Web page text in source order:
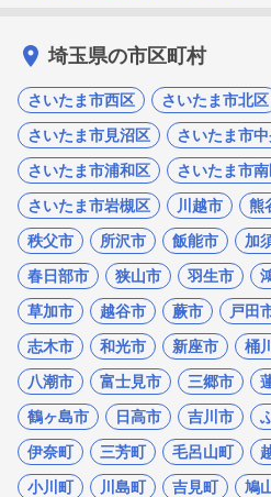
埼玉県の市区町村
さいたま市西区 さいたま市北区
さいたま市見沼区
さいたま市
さいたま市浦和区
さいたま市
さいたま市岩槻区
川越市 熊
秩父市
所沢市 飯能市 加
春日部市
狭山市 羽生市
草加市
越谷市 蕨市 戸田
志木市
和光市 新座市 桶
八潮市
富士見市 三郷市
鶴ヶ島市
日高市 吉川市
伊奈町
三芳町 毛呂山町
小川町
川島町 吉見町 鳩